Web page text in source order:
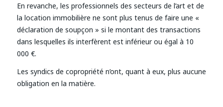
En revanche, les professionnels des secteurs de l’art et de
la location immobilière ne sont plus tenus de faire une «
déclaration de soupçon » si le montant des transactions
dans lesquelles ils interfèrent est inférieur ou égal à 10
000 €.
Les syndics de copropriété n’ont, quant à eux, plus aucune
obligation en la matière.